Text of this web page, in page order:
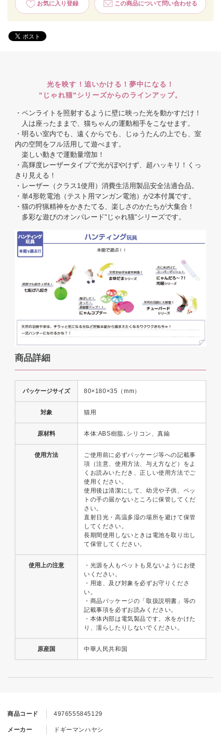
お気に入り登録 この商品について問い合わせる
商品コード 4976555845129
メーカー ドギーマンハヤシ
光を映す！追いかける！夢中になる！
"じゃれ猫"シリーズからのラインアップ。
・ペンライトを照射するように壁に映った光を動かすだけ！
人は座ったままで、猫ちゃんの運動相手をこなせます。
・明るい室内でも、遠くからでも、じゅうたんの上でも、室
内の空間をフル活用して遊べます。
楽しい動きで運動量増加！
・高輝度レーザータイプで光がぼやけず、超ハッキリ！くっ
きり見える！
・レーザー（クラス1使用）消費生活用製品安全法適合品。
・単4形乾電池（テスト用マンガン電池）が2本付属です。
・猫の狩猟精神をかきたてる、楽しさのかたちが大集合！
多彩な遊びのオンパレード"じゃれ猫"シリーズです。
商品詳細
パッケージサイズ 80×180×35（mm）
対象 猫用
原材料 本体:ABS樹脂､シリコン、真鍮
使用方法
ご使用前に必ずパッケージ等への記載事
項（注意、使用方法、与え方など）をよ
くお読みいただき、正しい使用方法でご
使用ください。
使用後は清潔にして、幼児や子供、ペッ
トの手の届かないところに保管してくだ
さい。
直射日光・高温多湿の場所を避けて保管
してください。
長期間使用しないときは電池を取り出し
て保管してください。
使用上の注意
・光源を人もペットも見ないようにお使
いください。
・用途、及び対象を必ずお守りくださ
い。
・商品パッケージの「取扱説明書」等の
記載事項を必ずお読みください。
・本体内部は電気製品です。水をかけた
り、濡らしたりしないでください。
原産国 中華人民共和国